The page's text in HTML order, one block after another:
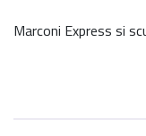
Marconi Express si